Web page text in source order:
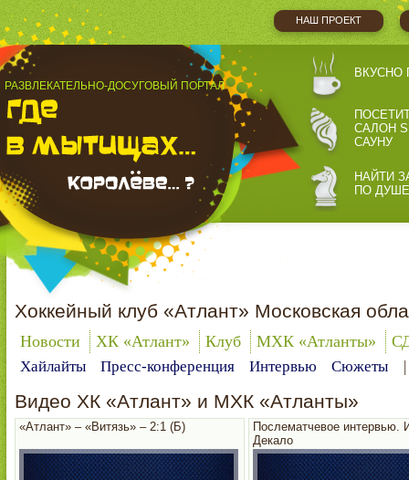
НАШ ПРОЕКТ
РАЗВЛЕКАТЕЛЬНО-ДОСУГОВЫЙ ПОРТАЛ
ВКУСНО
САЛОН
САУНУ
НАЙТИ
ПО ДУШЕ
Хоккейный клуб «Атлант» Московская
Новости ХК «Атлант» Клуб МХК «Атланты»
Хайлайты Пресс-конференция Интервью Сюжеты |
Видео ХК «Атлант» и МХК «Атланты»
«Атлант» – «Витязь» – 2:1 (Б)
Послематчевое интервью.
Декало